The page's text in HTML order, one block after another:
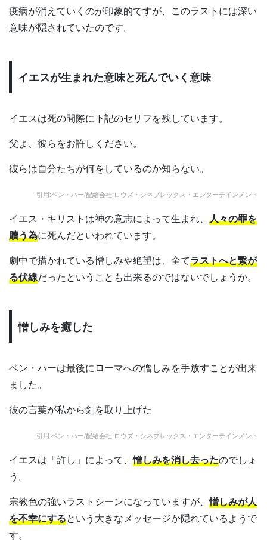
疫病が消えていくのが印象的ですが、このラストには深い
意味が隠されていたのです。
イエスが生まれた意味と死んでいく意味
イエスは死の間際に下記のセリフを残しています。
父よ、彼らをお許しください。
彼らは自分たちが何をしているのか知らない。
引用:ベン・ハー/配給会社:ロウズ・シネプレックス・エンターテインメント
イエス・キリストは神の意志によって生まれ、 人々の罪を
贖う為に死んだといわれています。
劇中で描かれている憎しみや絶望は、全てラストへと繋が
る伏線だったということも出来るのではないでしょうか。
憎しみを癒した
ベン・ハーは最後にローマへの憎しみを手放すことが出来
ました。
彼の言葉が私から剣を取り上げた
引用:ベン・ハー/配給会社:ロウズ・シネプレックス・エンターテインメント
イエスは「許し」によって、憎しみを消し去ったのでしょ
う。
宗教色の強いラストシーンになっていますが、憎しみが人
を不幸にするという大きなメッセージか隠れているようで
す。